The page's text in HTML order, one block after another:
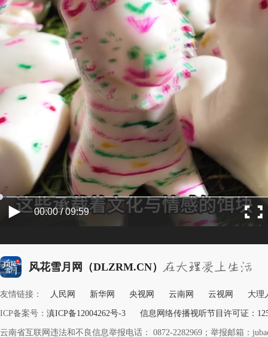
00:00 / 09:59
风花雪月网（DLZRM.CN）
友情链接： 人民网 新华网 央视网 云南网 云视网 大理
ICP备案号： 滇ICP备12004262号-3 信息网络传播视听节目许可证：
云南省互联网违法和不良信息举报电话： 0872-2282969；举报邮箱：